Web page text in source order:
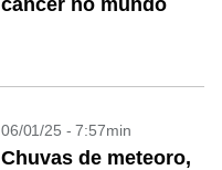
câncer no mundo
06/01/25 - 7:57min
Chuvas de meteoro,